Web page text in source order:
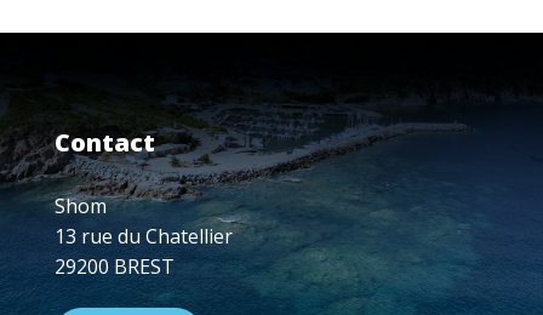
Contact
Shom
13 rue du Chatellier
29200 BREST